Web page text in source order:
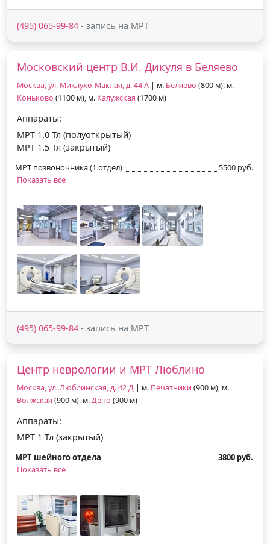
(495) 065-99-84 - запись на МРТ
Московский центр В.И. Дикуля в Беляево
Москва, ул. Миклухо-Маклая, д. 44 А | м. Беляево (800 м), м.
Коньково (1100 м), м. Калужская (1700 м)
Аппараты:
МРТ 1.0 Тл (полуоткрытый)
МРТ 1.5 Тл (закрытый)
МРТ позвоночника (1 отдел)
5500 руб.
Показать все
(495) 065-99-84 - запись на МРТ
Центр неврологии и МРТ Люблино
Москва, ул. Люблинская, д. 42 Д | м. Печатники (900 м), м.
Волжская (900 м), м.Депо (900 м)
Аппараты:
МРТ 1 Тл (закрытый)
МРТ шейного отдела
3800 руб.
Показать все